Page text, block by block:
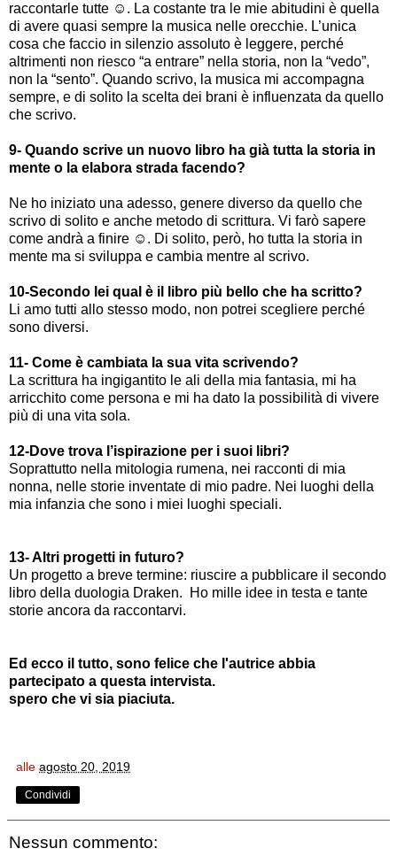
raccontarle tutte ☺. La costante tra le mie abitudini è quella
di avere quasi sempre la musica nelle orecchie. L’unica
cosa che faccio in silenzio assoluto è leggere, perché
altrimenti non riesco “a entrare” nella storia, non la “vedo”,
non la “sento”. Quando scrivo, la musica mi accompagna
sempre, e di solito la scelta dei brani è influenzata da quello
che scrivo.
9- Quando scrive un nuovo libro ha già tutta la storia in
mente o la elabora strada facendo?
Ne ho iniziato una adesso, genere diverso da quello che
scrivo di solito e anche metodo di scrittura. Vi farò sapere
come andrà a finire ☺. Di solito, però, ho tutta la storia in
mente ma si sviluppa e cambia mentre al scrivo.
10-Secondo lei qual è il libro più bello che ha scritto?
Li amo tutti allo stesso modo, non potrei scegliere perché
sono diversi.
11- Come è cambiata la sua vita scrivendo?
La scrittura ha ingigantito le ali della mia fantasia, mi ha
arricchito come persona e mi ha dato la possibilità di vivere
più di una vita sola.
12-Dove trova l’ispirazione per i suoi libri?
Soprattutto nella mitologia rumena, nei racconti di mia
nonna, nelle storie inventate di mio padre. Nei luoghi della
mia infanzia che sono i miei luoghi speciali.
13- Altri progetti in futuro?
Un progetto a breve termine: riuscire a pubblicare il secondo
libro della duologia Draken. Ho mille idee in testa e tante
storie ancora da raccontarvi.
Ed ecco il tutto, sono felice che l'autrice abbia
partecipato a questa intervista.
spero che vi sia piaciuta.
alle agosto 20, 2019
Condividi
Nessun commento: